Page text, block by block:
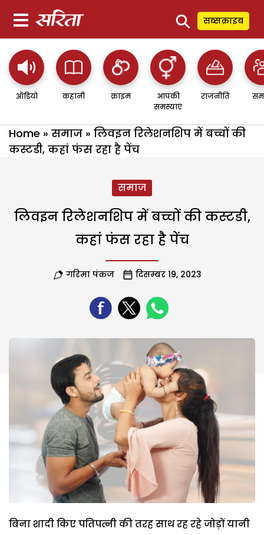
⚲ सब्सक्राइब
ऑडियो कहानी क्राइम
आपकी
समस्याएं
राजनीति
Home » समाज » लिवइन रिलेशनशिप में बच्चों की
कस्टडी, कहां फंस रहा है पेंच
समाज
लिवइन रिलेशनशिप में बच्चों की कस्टडी,
कहां फंस रहा है पेंच
गरिमा पंकज दिसम्बर 19, 2023
बिना शादी किए पतिपत्नी की तरह साथ रह रहे जोड़ों यानी